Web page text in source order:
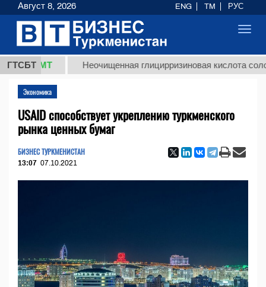
ГТСБТ
ТМТ Неочищенная глицирризиновая кислота
Экономика
USAID способствует укреплению туркменского
рынка ценных бумаг
БИЗНЕС ТУРКМЕНИСТАН
13:07 07.10.2021
Август 8, 2026 ENG TM РУС